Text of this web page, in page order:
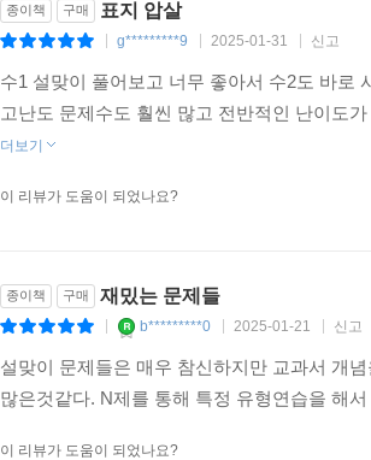
종이책 구매 표지 압살
g*********9 2025-01-31 신고
수1 설맞이 풀어보고 너무 좋아서 수2도 바로
고난도 문제수도 훨씬 많고 전반적인 난이도
더보기
이 리뷰가 도움이 되었나요?
종이책 구매 재밌는 문제들
b*********0 2025-01-21 신고
설맞이 문제들은 매우 참신하지만 교과서 개
많은것같다. N제를 통해 특정 유형연습을 해
이 리뷰가 도움이 되었나요?